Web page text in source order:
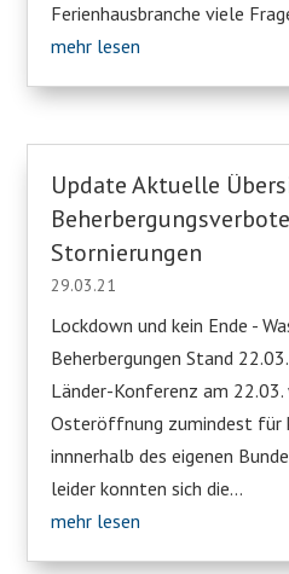
Ferienhausbranche viele
mehr lesen
Update Aktuelle
Stornierungen
29.03.21
Lockdown und kein Ende -
Beherbergungen Stand
Länder-Konferenz am
Osteröffnung zumindest für
innnerhalb des eigenen
leider konnten sich die...
mehr lesen